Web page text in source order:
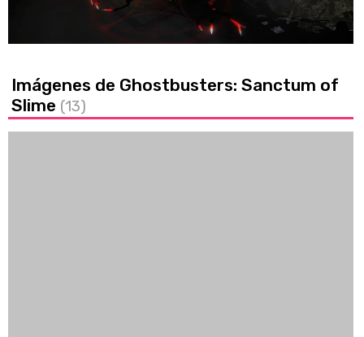
Unmute
Imágenes de Ghostbusters: Sanctum of
Slime (13)